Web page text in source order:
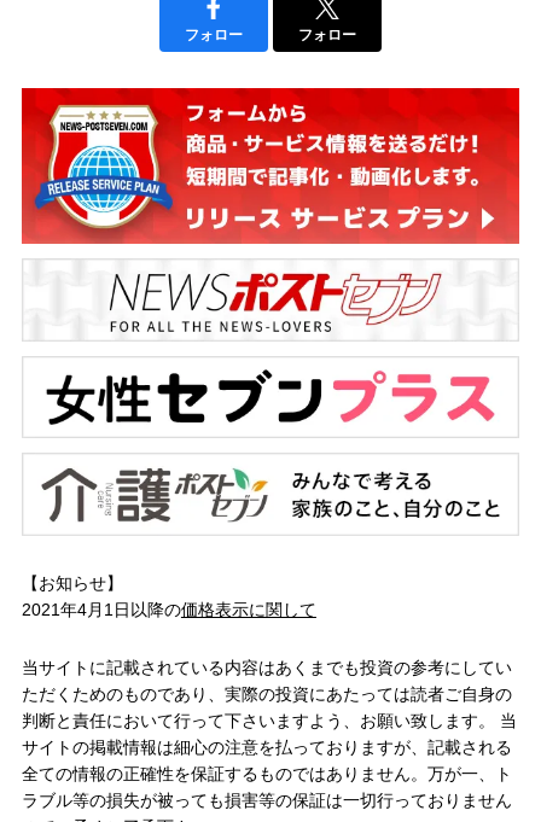
フォロー フォロー
【お知らせ】
2021年4月1日以降の価格表示に関して
当サイトに記載されている内容はあくまでも投資の参考にしてい
ただくためのものであり、実際の投資にあたっては読者ご自身の
判断と責任において行って下さいますよう、お願い致します。 当
サイトの掲載情報は細心の注意を払っておりますが、記載される
全ての情報の正確性を保証するものではありません。万が一、ト
ラブル等の損失が被っても損害等の保証は一切行っておりません